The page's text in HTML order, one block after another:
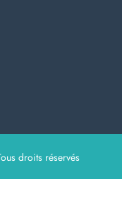
droits réservés